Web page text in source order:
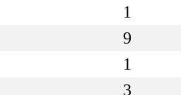
1
9
1
3